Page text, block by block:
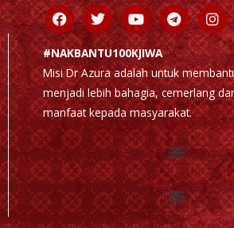
Facebook
TwitterYoutube
#NAKBANTU100KJIWA
Misi Dr Azura adalah untuk
menjadi lebih bahagia, cemerlang
manfaat kepada masyarakat.